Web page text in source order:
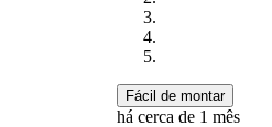
Fácil de montar
há cerca de 1 mês